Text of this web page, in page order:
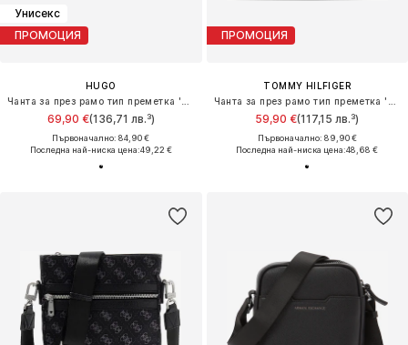
Унисекс
ПРОМОЦИЯ
HUGO
69,90 €(136,71 лв.³)
Първоначално: 84,90 €
Последна най-ниска цена:49,22 €
ПРОМОЦИЯ
TOMMY HILFIGER
59,90 €(117,15 лв.³)
Първоначално: 89,90 €
Последна най-ниска цена:48,68 €